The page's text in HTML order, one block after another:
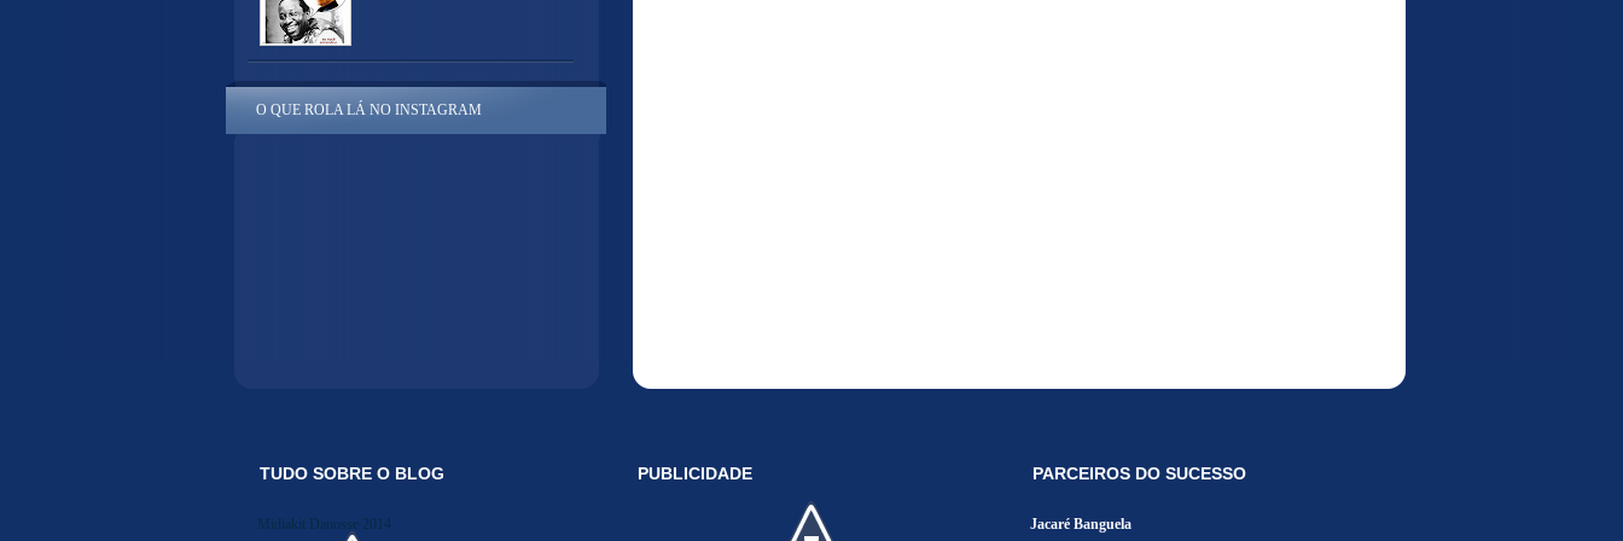
O QUE ROLA LÁ NO INSTAGRAM
TUDO SOBRE O BLOG
Midiakit Danosse 2014
PUBLICIDADE PARCEIROS DO SUCESSO
Jacaré Banguela